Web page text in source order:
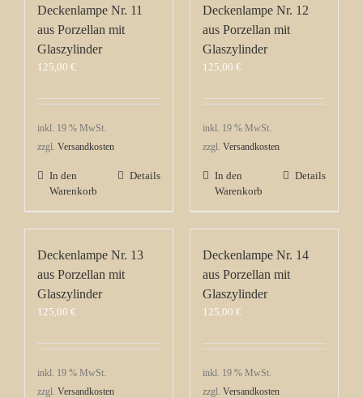
Deckenlampe Nr. 11
aus Porzellan mit
Glaszylinder
125,00 €
inkl. 19 % MwSt.
zzgl. Versandkosten
In den
Warenkorb
Details
Deckenlampe Nr. 12
aus Porzellan mit
Glaszylinder
125,00 €
inkl. 19 % MwSt.
zzgl. Versandkosten
In den
Warenkorb
Details
Deckenlampe Nr. 13
aus Porzellan mit
Glaszylinder
125,00 €
inkl. 19 % MwSt.
zzgl. Versandkosten
Deckenlampe Nr. 14
aus Porzellan mit
Glaszylinder
125,00 €
inkl. 19 % MwSt.
zzgl. Versandkosten